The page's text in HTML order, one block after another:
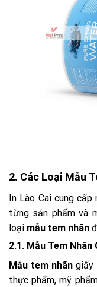
2. Các Loại Mẫu
In Lào Cai cung cấp
từng sản phẩm và
loại mẫu tem nhãn
2.1. Mẫu Tem Nhãn
Mẫu tem nhãn giấy
thực phẩm, mỹ